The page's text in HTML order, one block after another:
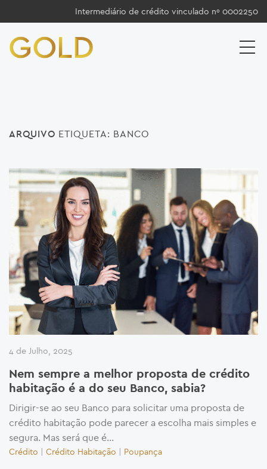
Intermediário de crédito vinculado nº 0002250
ARQUIVO ETIQUETA: BANCO
4 de Julho, 2025
Nem sempre a melhor proposta de crédito
habitação é a do seu Banco, sabia?
Dirigir-se ao seu Banco para solicitar uma proposta de
crédito habitação pode parecer a escolha mais simples e
segura. Mas será que é...
Crédito | Crédito Habitação | Poupança